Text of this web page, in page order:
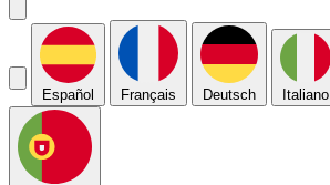
Español Français Deutsch Italiano